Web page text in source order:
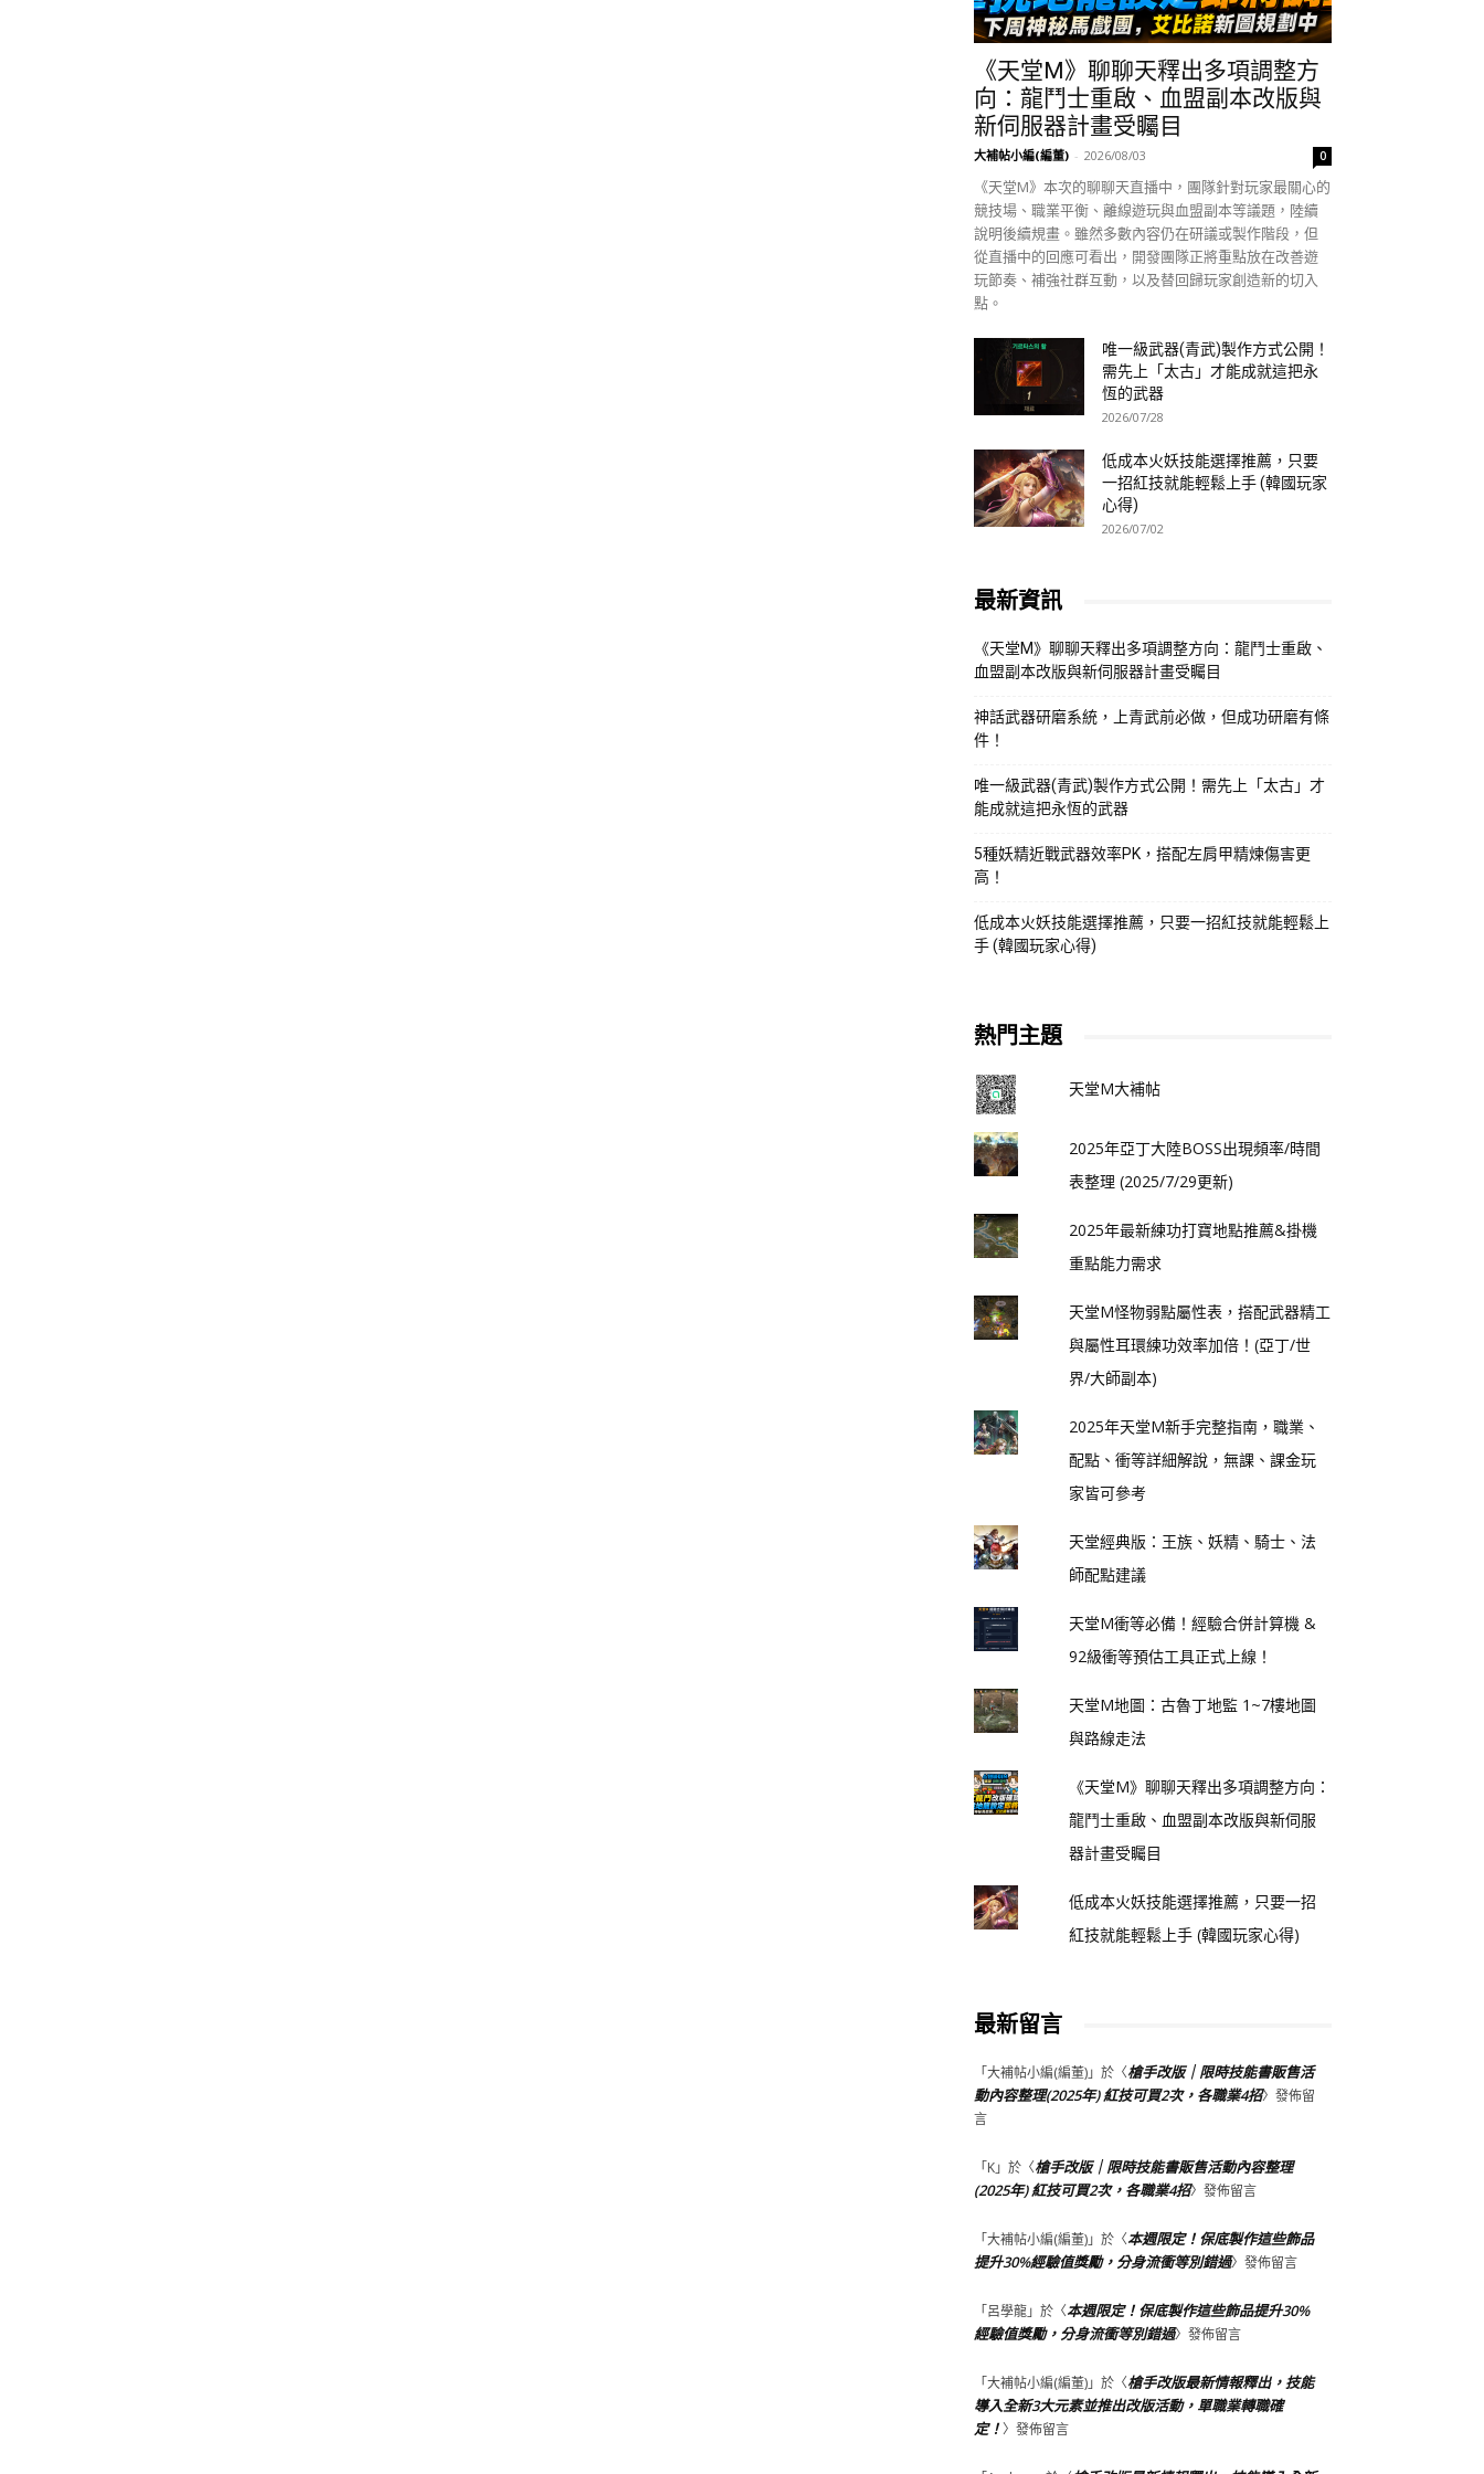
《天堂M》聊聊天釋出多項調整方
向：龍鬥士重啟、血盟副本改版與
新伺服器計畫受矚目
大補帖小編(編董) - 2026/08/03 0
《天堂M》本次的聊聊天直播中，團隊針對玩家最關心的
競技場、職業平衡、離線遊玩與血盟副本等議題，陸續
說明後續規畫。雖然多數內容仍在研議或製作階段，但
從直播中的回應可看出，開發團隊正將重點放在改善遊
玩節奏、補強社群互動，以及替回歸玩家創造新的切入
點。
唯一級武器(青武)製作方式公開！
需先上「太古」才能成就這把永
恆的武器
2026/07/28
低成本火妖技能選擇推薦，只要
一招紅技就能輕鬆上手 (韓國玩家
心得)
2026/07/02
最新資訊
《天堂M》聊聊天釋出多項調整方向：龍鬥士重啟、
血盟副本改版與新伺服器計畫受矚目
神話武器研磨系統，上青武前必做，但成功研磨有條
件！
唯一級武器(青武)製作方式公開！需先上「太古」才
能成就這把永恆的武器
5種妖精近戰武器效率PK，搭配左肩甲精煉傷害更
高！
低成本火妖技能選擇推薦，只要一招紅技就能輕鬆上
手 (韓國玩家心得)
熱門主題
天堂M大補帖
2025年亞丁大陸BOSS出現頻率/時間
表整理 (2025/7/29更新)
2025年最新練功打寶地點推薦&掛機
重點能力需求
天堂M怪物弱點屬性表，搭配武器精工
與屬性耳環練功效率加倍！(亞丁/世
界/大師副本)
2025年天堂M新手完整指南，職業、
配點、衝等詳細解說，無課、課金玩
家皆可參考
天堂經典版：王族、妖精、騎士、法
師配點建議
天堂M衝等必備！經驗合併計算機 &
92級衝等預估工具正式上線！
天堂M地圖：古魯丁地監 1~7樓地圖
與路線走法
《天堂M》聊聊天釋出多項調整方向：
龍鬥士重啟、血盟副本改版與新伺服
器計畫受矚目
低成本火妖技能選擇推薦，只要一招
紅技就能輕鬆上手 (韓國玩家心得)
最新留言
「大補帖小編(編董)」於〈槍手改版｜限時技能書販售活
動內容整理(2025年) 紅技可買2次，各職業4招〉發佈留
言
「K」於〈槍手改版｜限時技能書販售活動內容整理
(2025年) 紅技可買2次，各職業4招〉發佈留言
「大補帖小編(編董)」於〈本週限定！保底製作這些飾品
提升30%經驗值獎勵，分身流衝等別錯過〉發佈留言
「呂學龍」於〈本週限定！保底製作這些飾品提升30%
經驗值獎勵，分身流衝等別錯過〉發佈留言
「大補帖小編(編董)」於〈槍手改版最新情報釋出，技能
導入全新3大元素並推出改版活動，單職業轉職確
定！〉發佈留言